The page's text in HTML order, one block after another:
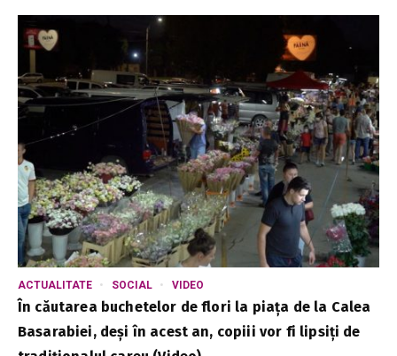
ACTUALITATE SOCIAL VIDEO
În căutarea buchetelor de flori la piața de la Calea
Basarabiei, deși în acest an, copiii vor fi lipsiți de